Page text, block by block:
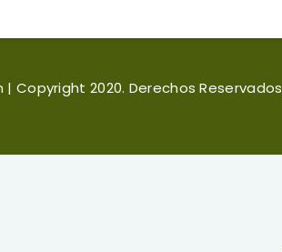
| Copyright 2020. Derechos Reservados